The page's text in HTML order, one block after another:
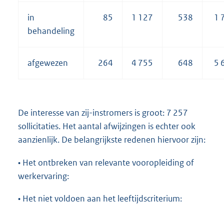
in
behandeling
85 1 127 538 1
afgewezen 264 4 755 648 5
De interesse van zij-instromers is groot: 7 257
sollicitaties. Het aantal afwijzingen is echter ook
aanzienlijk. De belangrijkste redenen hiervoor zijn:
• Het ontbreken van relevante vooropleiding of
werkervaring:
• Het niet voldoen aan het leeftijdscriterium: